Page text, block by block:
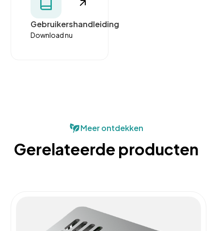
Gebruikershandleiding
Download nu
Meer ontdekken
Gerelateerde producten